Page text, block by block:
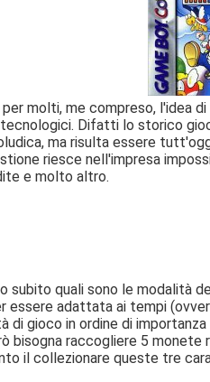
molti, me compreso, l'idea
Difatti lo storico
ma risulta essere
riesce nell'impresa
e molto altro.
subito quali sono le modalità
essere adattata ai tempi
di gioco in ordine di
bisogna raccogliere 5
il collezionare queste tre